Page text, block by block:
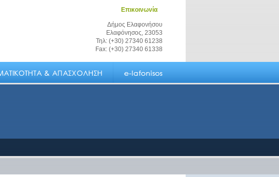
Επικοινωνία
Δήμος Ελαφονήσου
Ελαφόνησος, 23053
Τηλ: (+30) 27340 61238
Fax: (+30) 27340 61338